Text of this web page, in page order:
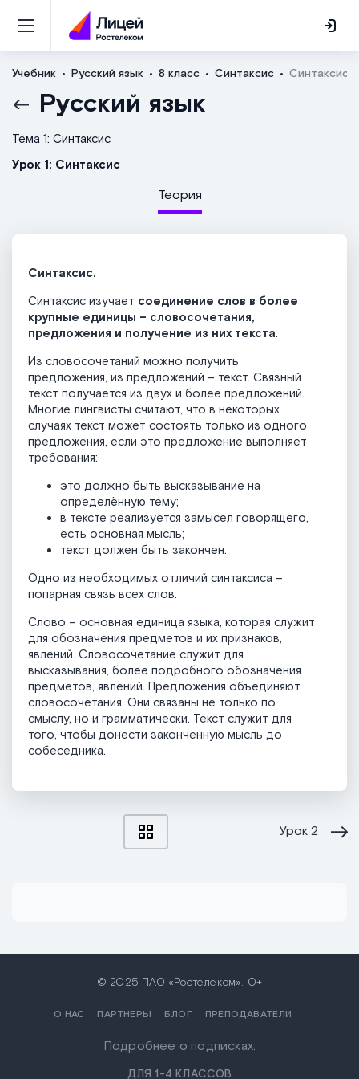
Учебник Русский язык 8 класс Синтаксис Синтаксис
Русский язык
Тема 1: Синтаксис
Урок 1: Синтаксис
Теория
Синтаксис.
Синтаксис изучает соединение слов в более
крупные единицы – словосочетания,
предложения и получение из них текста.
Из словосочетаний можно получить
предложения, из предложений – текст. Связный
текст получается из двух и более предложений.
Многие лингвисты считают, что в некоторых
случаях текст может состоять только из одного
предложения, если это предложение выполняет
требования:
это должно быть высказывание на
определённую тему;
в тексте реализуется замысел говорящего,
есть основная мысль;
текст должен быть закончен.
Одно из необходимых отличий синтаксиса –
попарная связь всех слов.
Слово – основная единица языка, которая служит
для обозначения предметов и их признаков,
явлений. Словосочетание служит для
высказывания, более подробного обозначения
предметов, явлений. Предложения объединяют
словосочетания. Они связаны не только по
смыслу, но и грамматически. Текст служит для
того, чтобы донести законченную мысль до
собеседника.
Урок2
© 2025 ПАО «Ростелеком». 0+
О НАС ПАРТНЕРЫ БЛОГ ПРЕПОДАВАТЕЛИ
Подробнее о подписках:
ДЛЯ 1-4 КЛАССОВ